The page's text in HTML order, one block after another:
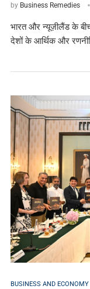
by Business Remedies
भारत और न्यूज़ीलैंड के
देशों के आर्थिक और
BUSINESS AND ECONOMY